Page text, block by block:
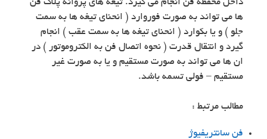
داخل محفظه فن انجام می گیرد. تیغه های پروانه پلاگ فن
ها می تواند به صورت فوروارد ( انحنای تیغه ها به سمت
جلو ) و یا بکوارد ( انحنای تیغه ها به سمت عقب ) انجام
گیرد و انتقال قدرت ( نحوه اتصال فن به الکتروموتور ) در
ان ها می تواند به صورت مستقیم و یا به صورت غیر
مستقیم – فولی تسمه باشد.
مطالب مرتبط :
فن سانتریفیوژ